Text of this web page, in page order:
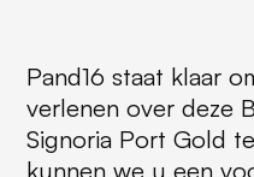
Pand16 staat klaar
verlenen over deze
Signoria Port Gold
kunnen we u een